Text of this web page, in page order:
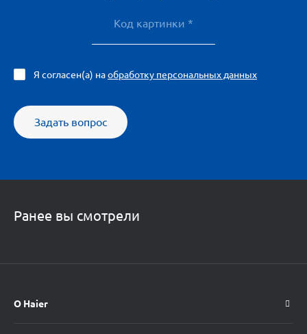
Задать вопрос
Я согласен(а) наобработку персональных данных
Ранее вы смотрели
О Haier